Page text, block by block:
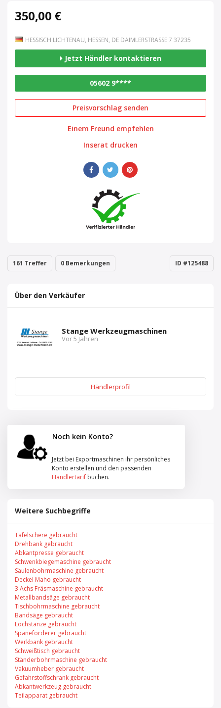
350,00 €
HESSISCH LICHTENAU, HESSEN, DE DAIMLERSTRASSE 7 37235
Jetzt Händler kontaktieren
05602 9****
Preisvorschlag senden
Einem Freund empfehlen
Inserat drucken
161 Treffer 0 Bemerkungen ID #125488
Über den Verkäufer
Stange Werkzeugmaschinen
Vor 5 Jahren
Händlerprofil
Noch kein Konto?
Jetzt bei Exportmaschinen ihr persönliches
Konto erstellen und den passenden
Händlertarif buchen.
Weitere Suchbegriffe
Tafelschere gebraucht
Drehbank gebraucht
Abkantpresse gebraucht
Schwenkbiegemaschine gebraucht
Säulenbohrmaschine gebraucht
Deckel Maho gebraucht
3 Achs Fräsmaschine gebraucht
Metallbandsäge gebraucht
Tischbohrmaschine gebraucht
Bandsäge gebraucht
Lochstanze gebraucht
Späneförderer gebraucht
Werkbank gebraucht
Schweißtisch gebraucht
Ständerbohrmaschine gebraucht
Vakuumheber gebraucht
Gefahrstoffschrank gebraucht
Abkantwerkzeug gebraucht
Teilapparat gebraucht